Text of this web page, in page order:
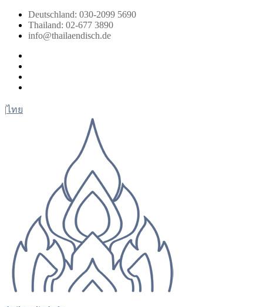
Zum
Inhalt
springen
Deutschland: 030-2099 5690
Thailand: 02-677 3890
info@thailaendisch.de
|ไทย